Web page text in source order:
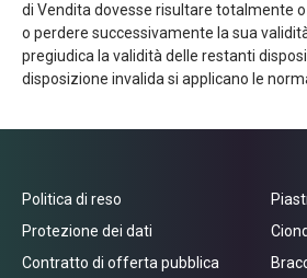
di Vendita dovesse risultare totalmente
o perdere successivamente la sua
pregiudica la validità delle restanti
disposizione invalida si applicano le
Politica di reso
Protezione dei dati
Contratto di offerta pubblica